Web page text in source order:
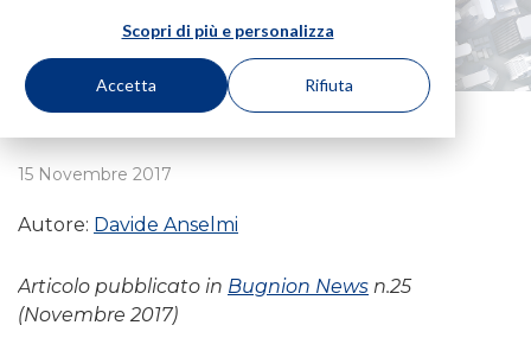
Scopri di più e personalizza
Accetta Rifiuta
15 Novembre 2017
Autore: Davide Anselmi
Articolo pubblicato in Bugnion News n.25
(Novembre 2017)